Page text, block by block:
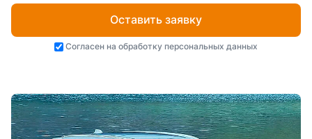
Оставить заявку
Согласен на обработку персональных данных